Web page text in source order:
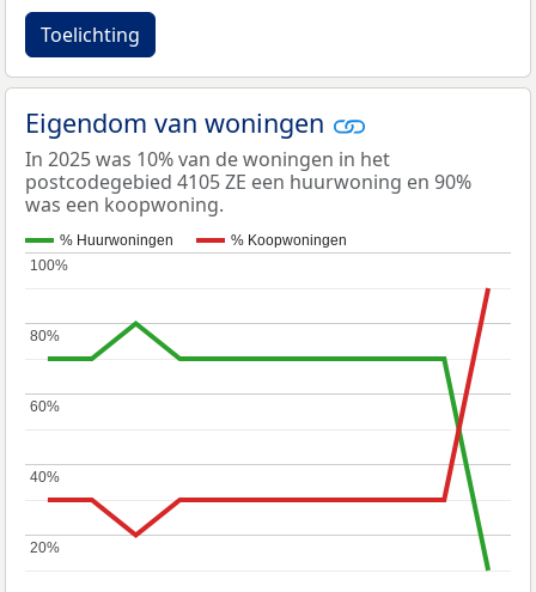
Toelichting
Eigendom van woningen
In 2025 was 10% van de woningen in het
postcodegebied 4105 ZE een huurwoning en 90%
was een koopwoning.
% Huurwoningen % Koopwoningen
20%
20%
40%
40%
60%
60%
80%
80%
100%
100%